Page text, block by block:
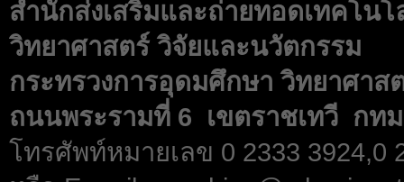
สำนักส่งเสริมและถ่ายทอดเทคโน
วิทยาศาสตร์ วิจัยและนวัตกรรม
กระทรวงการอุดมศึกษา วิทยาศาส
ถนนพระรามที่ 6 เขตราชเทวี กทม
โทรศัพท์หมายเลข 0 2333 3924,0